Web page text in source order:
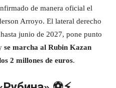
de manera oficial el
Arroyo. El lateral derecho
junio de 2027, pone punto
se marcha al Rubin Kazan
2 millones de euros.